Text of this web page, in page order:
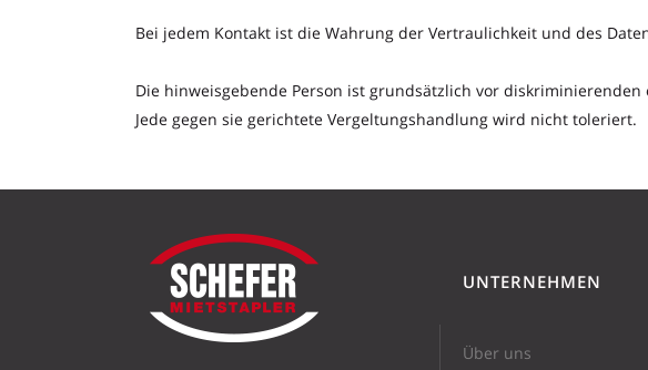
Bei jedem Kontakt ist die Wahrung der Vertraulichkeit und des
Die hinweisgebende Person ist grundsätzlich vor
Jede gegen sie gerichtete Vergeltungshandlung wird nicht toleriert.
UNTERNEHMEN
Über uns